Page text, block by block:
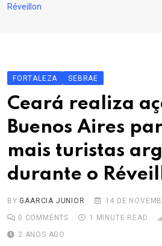
Réveillon
FORTALEZA SEBRAE
Ceará realiza
Buenos Aires
mais turistas
durante o
BY GAARCIA JUNIOR
14 DE
0 COMMENTS 1 MINUTE READ
2 ANOS AGO